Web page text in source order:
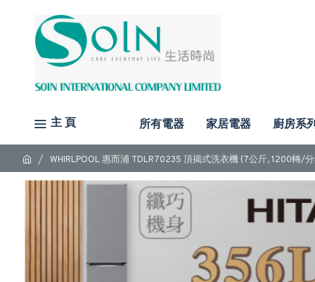
主 頁 所有電器 家居電器 廚房系
WHIRLPOOL 惠而浦 TDLR70235 頂揭式洗衣機 (7公斤, 1200轉/